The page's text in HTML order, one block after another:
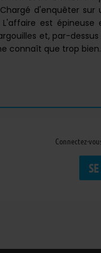
d'enquêter
est
et, par-
connaît que trop
Connectez-